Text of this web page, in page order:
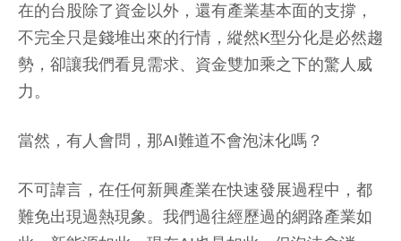
在的台股除了資金以外，還有產業基本面的支撐，
不完全只是錢堆出來的行情，縱然K型分化是必然趨
勢，卻讓我們看見需求、資金雙加乘之下的驚人威
力。
當然，有人會問，那AI難道不會泡沫化嗎？
不可諱言，在任何新興產業在快速發展過程中，都
難免出現過熱現象。我們過往經歷過的網路產業如